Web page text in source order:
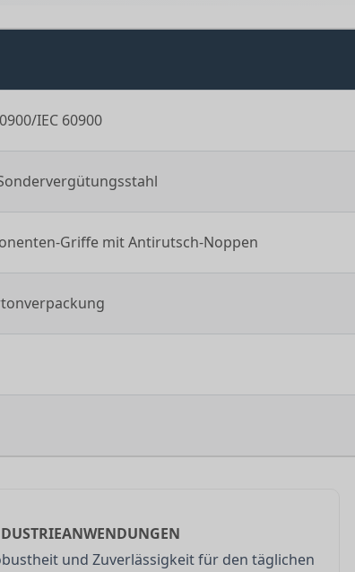
IEC 60900
Griffe mit Antirutsch-Noppen
und Zuverlässigkeit für den täglichen